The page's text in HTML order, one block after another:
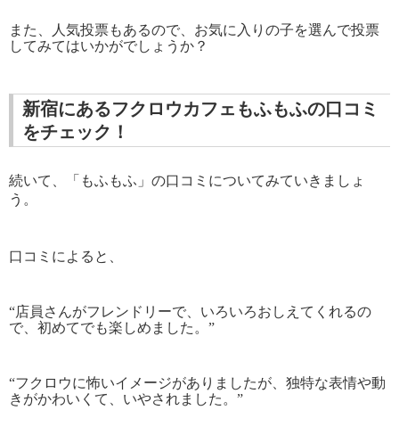
また、人気投票もあるので、お気に入りの子を選んで投票
してみてはいかがでしょうか？
新宿にあるフクロウカフェもふもふの口コミ
をチェック！
続いて、「もふもふ」の口コミについてみていきましょ
う。
口コミによると、
“店員さんがフレンドリーで、いろいろおしえてくれるの
で、初めてでも楽しめました。 ”
“フクロウに怖いイメージがありましたが、独特な表情や動
きがかわいくて、いやされました。 ”